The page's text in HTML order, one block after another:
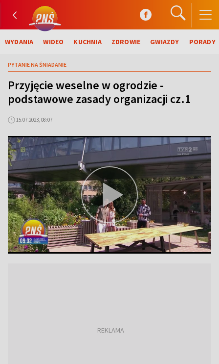
WYDANIA WIDEO KUCHNIA ZDROWIE GWIAZDY PORADY
PYTANIE NA ŚNIADANIE
Przyjęcie weselne w ogrodzie -
podstawowe zasady organizacji cz.1
15.07.2023, 08:07